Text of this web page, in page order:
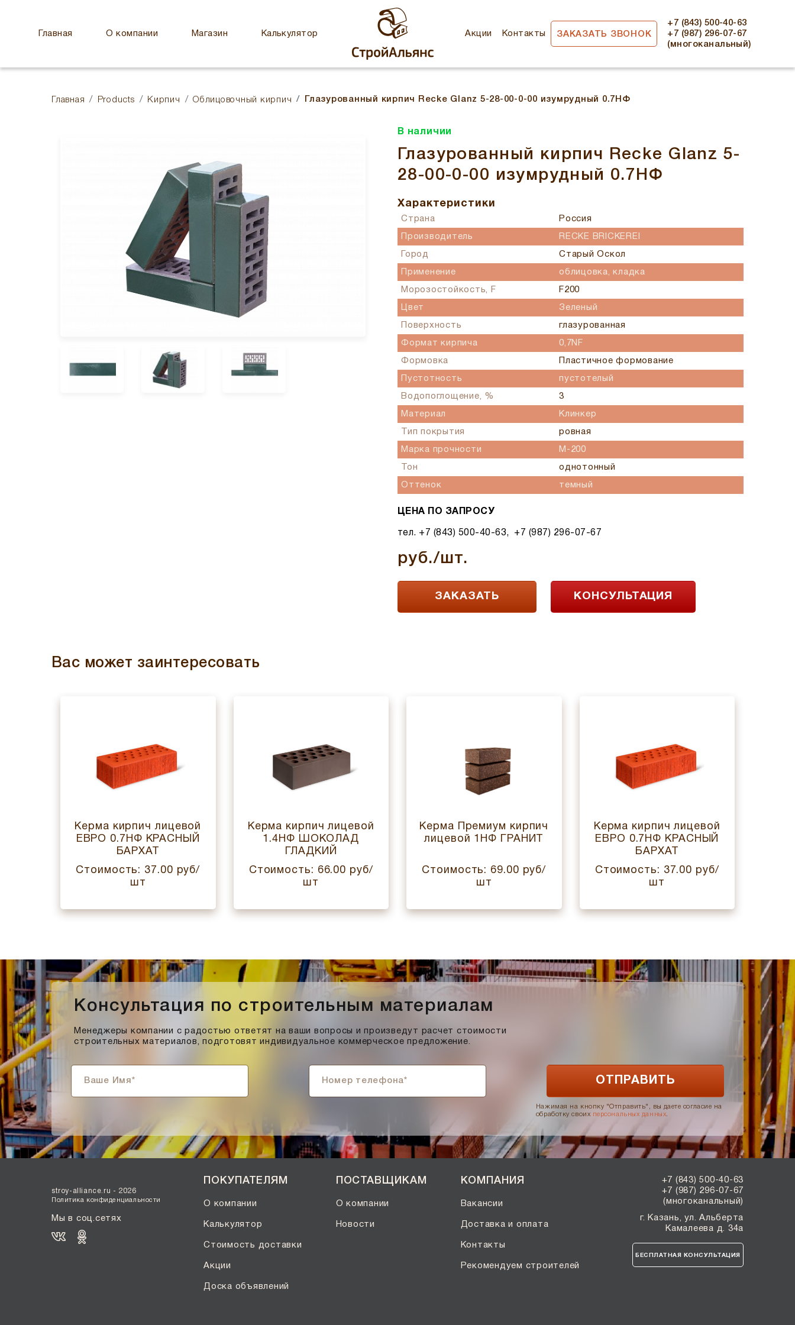
Главная О компании Магазин Калькулятор Акции Контакты ЗАКАЗАТЬ ЗВОНОК
+7 (843) 500-40-63
+7 (987) 296-07-67
(многоканальный)
Главная Products Кирпич Облицовочный кирпич Глазурованный кирпич Recke Glanz 5-28-00-0-00 изумрудный 0.7НФ
В наличии
Глазурованный кирпич Recke Glanz 5-
28-00-0-00 изумрудный 0.7НФ
Характеристики
Страна Россия
Производитель RECKE BRICKEREI
Город Старый Оскол
Применение облицовка, кладка
Морозостойкость, F F200
Цвет Зеленый
Поверхность глазурованная
Формат кирпича 0,7NF
Формовка Пластичное формование
Пустотность пустотелый
Водопоглощение, % 3
Материал Клинкер
Тип покрытия ровная
Марка прочности М-200
Тон однотонный
Оттенок темный
ЦЕНА ПО ЗАПРОСУ
тел. +7 (843) 500-40-63, +7 (987) 296-07-67
руб./шт.
ЗАКАЗАТЬ КОНСУЛЬТАЦИЯ
Вас может заинтересовать
Керма кирпич лицевой
ЕВРО 0.7НФ КРАСНЫЙ
БАРХАТ
Стоимость: 37.00 руб/
шт
Керма кирпич лицевой
1.4НФ ШОКОЛАД
ГЛАДКИЙ
Стоимость: 66.00 руб/
шт
Керма Премиум кирпич
лицевой 1НФ ГРАНИТ
Стоимость: 69.00 руб/
шт
Керма кирпич лицевой
ЕВРО 0.7НФ КРАСНЫЙ
БАРХАТ
Стоимость: 37.00 руб/
шт
Консультация по строительным материалам
Менеджеры компании с радостью ответят на ваши вопросы и произведут расчет стоимости
строительных материалов, подготовят индивидуальное коммерческое предложение.
Нажимая на кнопку "Отправить", вы даете согласие на
обработку своих персональных данных
stroy-alliance.ru - 2026
Политика конфиденциальности
Мы в соц.сетях
ПОКУПАТЕЛЯМ
О компании
Калькулятор
Стоимость доставки
Акции
Доска объявлений
ПОСТАВЩИКАМ
О компании
Новости
КОМПАНИЯ
Вакансии
Доставка и оплата
Контакты
Рекомендуем строителей
+7 (843) 500-40-63
+7 (987) 296-07-67
(многоканальный)
г. Казань, ул. Альберта
Камалеева д. 34а
БЕСПЛАТНАЯ КОНСУЛЬТАЦИЯ